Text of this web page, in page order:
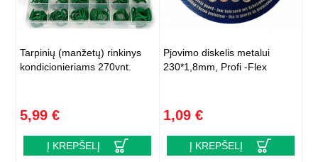
Tarpinių (manžetų) rinkinys
kondicionieriams 270vnt.
5,99 €
Į KREPŠELĮ
Pjovimo diskelis metalui
230*1,8mm, Profi -Flex
1,09 €
Į KREPŠELĮ